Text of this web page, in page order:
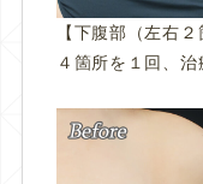
【下腹部（左右
４箇所を１回、治